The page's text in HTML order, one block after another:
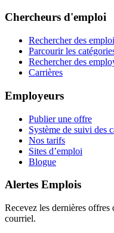
Chercheurs d'emploi
Rechercher des
Parcourir les
Rechercher des
Carrières
Employeurs
Publier une offre
Système de suivi des
Nos tarifs
Sites d’emploi
Blogue
Alertes Emplois
Recevez les dernières
courriel.